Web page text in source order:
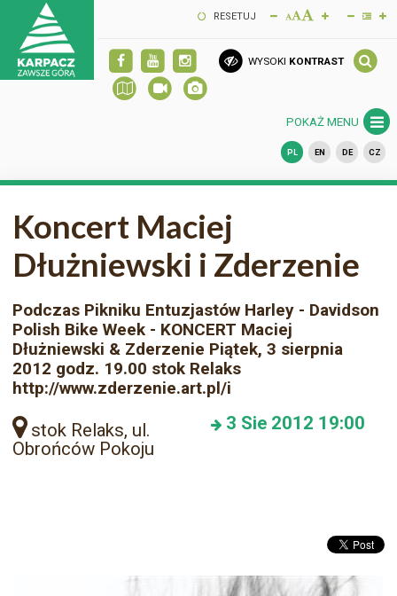
RESETUJ
WYSOKI KONTRAST
POKAŻ MENU
PL EN DE CZ
Koncert Maciej
Dłużniewski i Zderzenie
Podczas Pikniku Entuzjastów Harley - Davidson
Polish Bike Week - KONCERT Maciej
Dłużniewski & Zderzenie Piątek, 3 sierpnia
2012 godz. 19.00 stok Relaks
http://www.zderzenie.art.pl/i
stok Relaks, ul.
Obrońców Pokoju
3 Sie 2012 19:00